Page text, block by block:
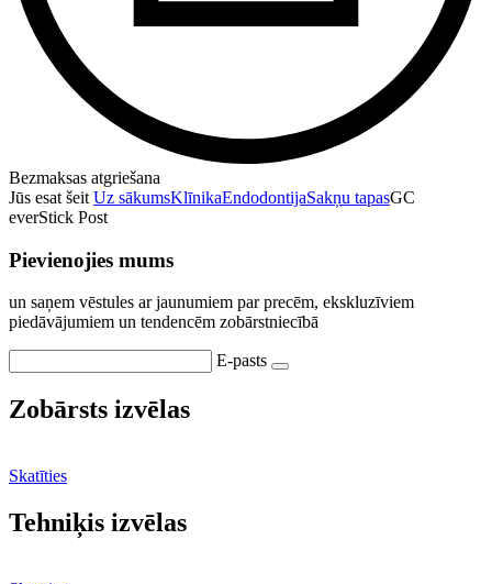
Bezmaksas atgriešana
Jūs esat šeit Uz sākumsKlīnikaEndodontijaSakņu tapasGC
everStick Post
Pievienojies mums
un saņem vēstules ar jaunumiem par precēm, ekskluzīviem
piedāvājumiem un tendencēm zobārstniecībā
E-pasts
Zobārsts izvēlas
Skatīties
Tehniķis izvēlas